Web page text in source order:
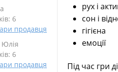
6
продавця
Юлія
6
продавця
рух і
сон і
гігієна
емоції
Під час гри